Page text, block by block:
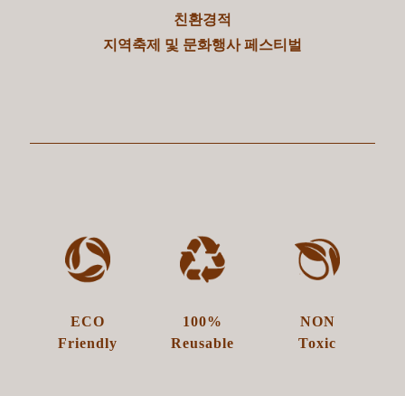
친환경적
지역축제 및 문화행사 페스티벌
ECO
Friendly
100%​
Reusable
NON
Toxic